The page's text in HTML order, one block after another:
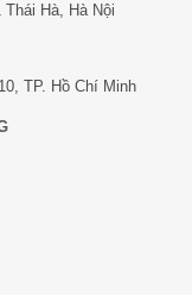
Thái Hà, Hà Nội
TP. Hồ Chí Minh